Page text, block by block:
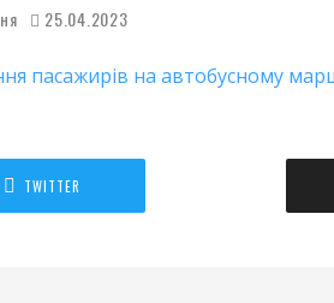
25.04.2023
пасажирів на автобусному
TWITTER